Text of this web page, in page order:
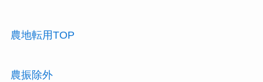
農地転用TOP
農振除外